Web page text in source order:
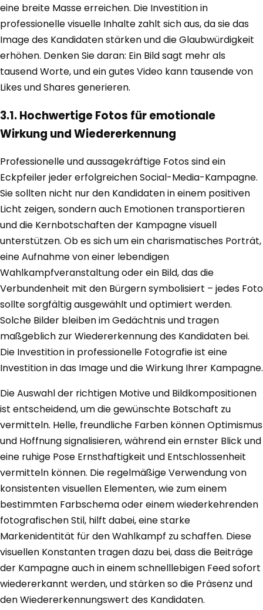
eine breite Masse erreichen. Die Investition in
professionelle visuelle Inhalte zahlt sich aus, da sie das
Image des Kandidaten stärken und die Glaubwürdigkeit
erhöhen. Denken Sie daran: Ein Bild sagt mehr als
tausend Worte, und ein gutes Video kann tausende von
Likes und Shares generieren.
3.1. Hochwertige Fotos für emotionale
Wirkung und Wiedererkennung
Professionelle und aussagekräftige Fotos sind ein
Eckpfeiler jeder erfolgreichen Social-Media-Kampagne.
Sie sollten nicht nur den Kandidaten in einem positiven
Licht zeigen, sondern auch Emotionen transportieren
und die Kernbotschaften der Kampagne visuell
unterstützen. Ob es sich um ein charismatisches Porträt,
eine Aufnahme von einer lebendigen
Wahlkampfveranstaltung oder ein Bild, das die
Verbundenheit mit den Bürgern symbolisiert – jedes Foto
sollte sorgfältig ausgewählt und optimiert werden.
Solche Bilder bleiben im Gedächtnis und tragen
maßgeblich zur Wiedererkennung des Kandidaten bei.
Die Investition in professionelle Fotografie ist eine
Investition in das Image und die Wirkung Ihrer Kampagne.
Die Auswahl der richtigen Motive und Bildkompositionen
ist entscheidend, um die gewünschte Botschaft zu
vermitteln. Helle, freundliche Farben können Optimismus
und Hoffnung signalisieren, während ein ernster Blick und
eine ruhige Pose Ernsthaftigkeit und Entschlossenheit
vermitteln können. Die regelmäßige Verwendung von
konsistenten visuellen Elementen, wie zum einem
bestimmten Farbschema oder einem wiederkehrenden
fotografischen Stil, hilft dabei, eine starke
Markenidentität für den Wahlkampf zu schaffen. Diese
visuellen Konstanten tragen dazu bei, dass die Beiträge
der Kampagne auch in einem schnelllebigen Feed sofort
wiedererkannt werden, und stärken so die Präsenz und
den Wiedererkennungswert des Kandidaten.